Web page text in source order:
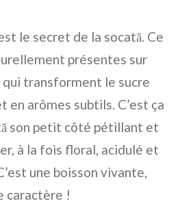
le secret de la socată. Ce
présentes sur
qui transforment le sucre
en arômes subtils. C’est ça
son petit côté pétillant et
à la fois floral, acidulé et
une boisson vivante,
caractère !